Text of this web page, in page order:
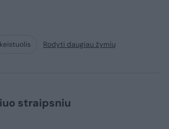
keistuolis Rodyti daugiau žymių
straipsniu